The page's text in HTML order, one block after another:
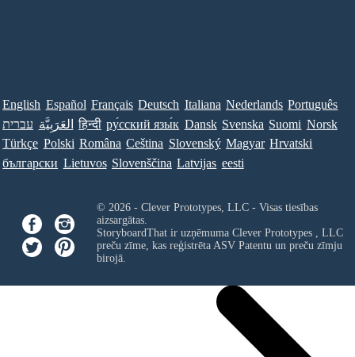
English Español Français Deutsch Italiana Nederlands Português
עברית العَرَبِيَّة हिन्दी ру́сский язы́к Dansk Svenska Suomi Norsk
Türkçe Polski Româna Ceština Slovenský Magyar Hrvatski
български Lietuvos Slovenščina Latvijas eesti
© 2026 - Clever Prototypes, LLC - Visas tiesības
aizsargātas.
StoryboardThat ir uzņēmuma Clever Prototypes , LLC
preču zīme, kas reģistrēta ASV Patentu un preču zīmju
birojā.